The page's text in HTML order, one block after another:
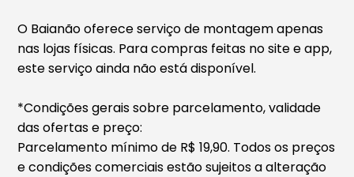
O Baianão oferece serviço de montagem apenas
nas lojas físicas. Para compras feitas no site e app,
este serviço ainda não está disponível.
*Condições gerais sobre parcelamento, validade
das ofertas e preço:
Parcelamento mínimo de R$ 19,90. Todos os preços
e condições comerciais estão sujeitos a alteração